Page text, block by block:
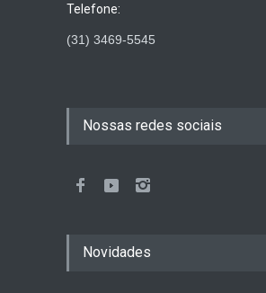
Telefone:
(31) 3469-5545
Nossas redes sociais
Novidades